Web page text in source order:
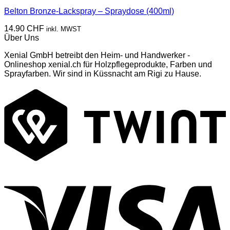
Produkt
mehrere
Varianten
Die
Optionen
können
Produktseite
gewählt
werden
Belton Bronze-Lackspray – Spraydose (400ml)
14.90 CHF inkl. MWST
Über Uns
Xenial GmbH betreibt den Heim- und Handwerker -
Onlineshop xenial.ch für Holzpflegeprodukte, Farben und
Sprayfarben. Wir sind in Küssnacht am Rigi zu Hause.